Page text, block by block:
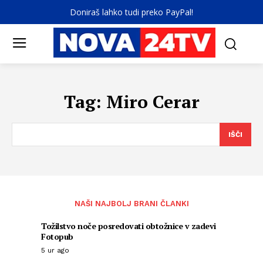
Doniraš lahko tudi preko PayPal!
Tag: Miro Cerar
IŠČI
NAŠI NAJBOLJ BRANI ČLANKI
Tožilstvo noče posredovati obtožnice v zadevi
Fotopub
5 ur ago